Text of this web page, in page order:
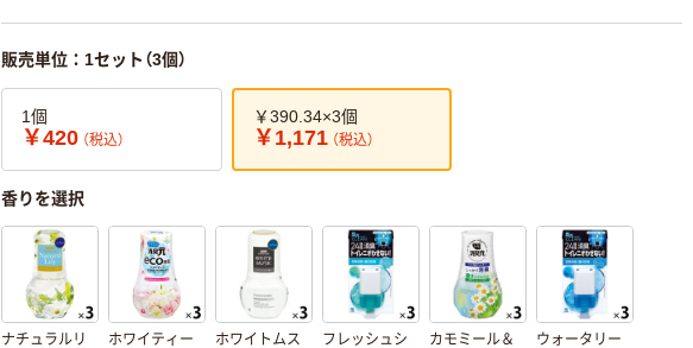
販売単位：1セット（3個）
1個
￥420 （税込）
￥390.34×3個
￥1,171 （税込）
香りを選択
ナチュラルリ
ホワイティー
ホワイトムス
フレッシュシ
カモミール＆
ウォータリー